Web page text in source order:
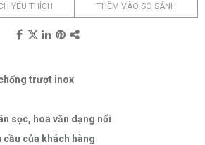
YÊU THÍCH THÊM VÀO SO SÁNH
trượt inox
sọc, hoa văn dạng nổi
của khách hàng